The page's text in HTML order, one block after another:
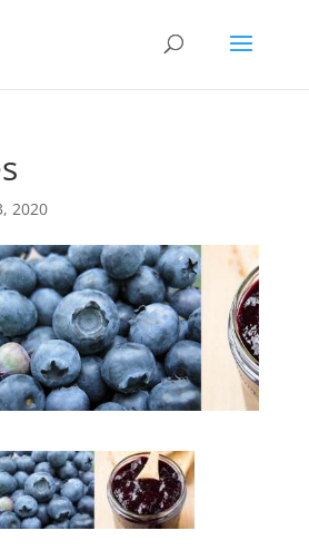
2020